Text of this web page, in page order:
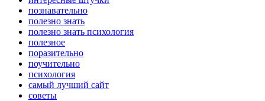
познавательно
полезно знать
полезно знать психология
полезное
поразительно
поучительно
психология
самый лучший сайт
советы